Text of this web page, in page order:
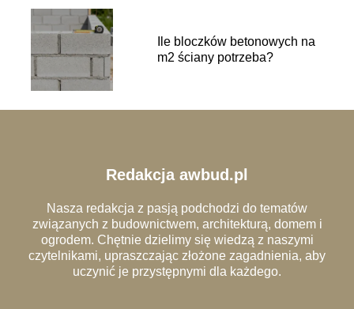
Ile bloczków betonowych na
m2 ściany potrzeba?
Redakcja awbud.pl
Nasza redakcja z pasją podchodzi do tematów
związanych z budownictwem, architekturą, domem i
ogrodem. Chętnie dzielimy się wiedzą z naszymi
czytelnikami, upraszczając złożone zagadnienia, aby
uczynić je przystępnymi dla każdego.